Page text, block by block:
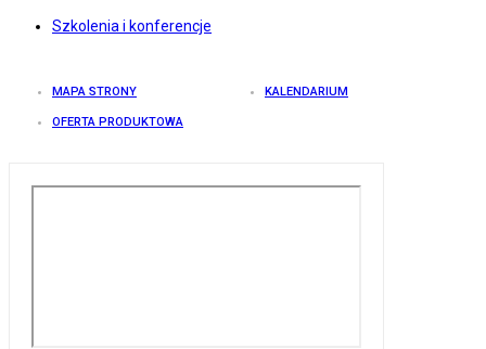
Szkolenia i konferencje
MAPA STRONY KALENDARIUM
OFERTA PRODUKTOWA